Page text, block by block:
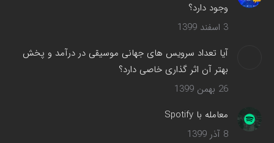
وجود دارد؟
3 اسفند 1399
آیا تعداد سرویس های جهانی موسیقی در درآمد و پخش
بهتر آن اثر گذاری خاصی دارد؟
26 بهمن 1399
معامله با Spotify
8 آذر 1399